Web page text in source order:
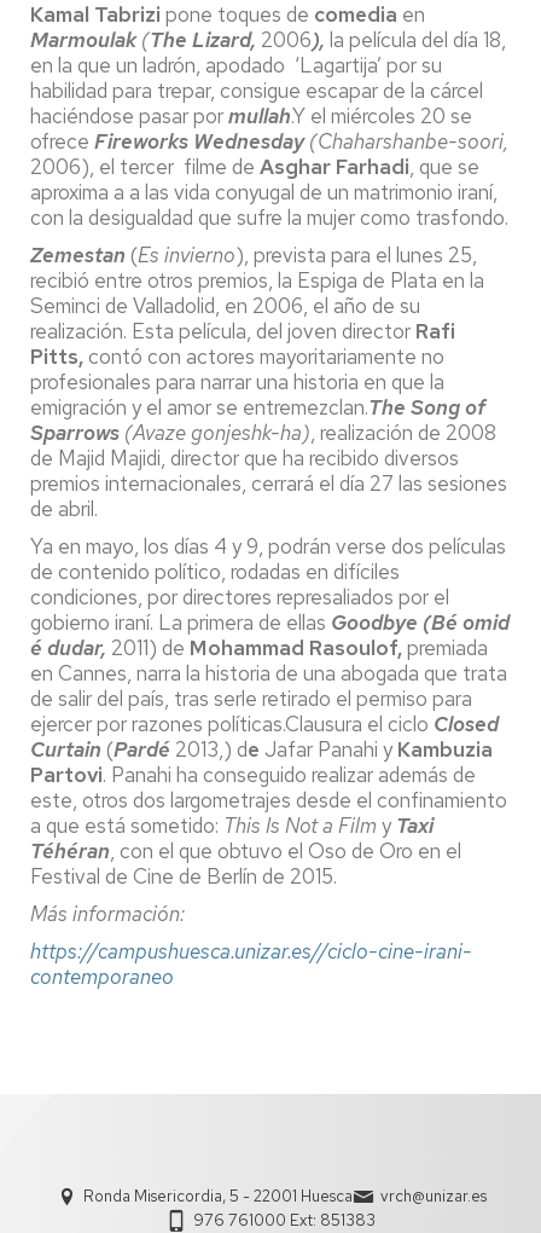
Kamal Tabrizi pone toques de comedia en
Marmoulak(The Lizard, 2006), la película del día 18,
en la que un ladrón, apodado ‘Lagartija’ por su
habilidad para trepar, consigue escapar de la cárcel
haciéndose pasar pormullah.Y el miércoles 20 se
ofrece Fireworks Wednesday(Chaharshanbe-soori,
2006), el tercer filme de Asghar Farhadi, que se
aproxima a a las vida conyugal de un matrimonio iraní,
con la desigualdad que sufre la mujer como trasfondo.
Zemestan (Es invierno), prevista para el lunes 25,
recibió entre otros premios, la Espiga de Plata en la
Seminci de Valladolid, en 2006, el año de su
realización. Esta película, del joven director Rafi
Pitts,contó con actores mayoritariamente no
profesionales para narrar una historia en que la
emigración y el amor se entremezclan.The Song of
Sparrows (Avaze gonjeshk-ha), realización de 2008
de Majid Majidi, director que ha recibido diversos
premios internacionales, cerrará el día 27 las sesiones
de abril.
Ya en mayo, los días 4 y 9, podrán verse dos películas
de contenido político, rodadas en difíciles
condiciones, por directores represaliados por el
gobierno iraní. La primera de ellas Goodbye (Bé omid
é dudar, 2011) de Mohammad Rasoulof,premiada
en Cannes, narra la historia de una abogada que trata
de salir del país, tras serle retirado el permiso para
ejercer por razones políticas.Clausura el ciclo Closed
Curtain (Pardé 2013,) de Jafar Panahi y Kambuzia
Partovi. Panahi ha conseguido realizar además de
este, otros dos largometrajes desde el confinamiento
a que está sometido: This Is Not a Film y Taxi
Téhéran, con el que obtuvo el Oso de Oro en el
Festival de Cine de Berlín de 2015.
Más información:
https://campushuesca.unizar.es//ciclo-cine-irani-
contemporaneo
Ronda Misericordia, 5 - 22001 Huesca
vrch@unizar.es
976 761000 Ext: 851383